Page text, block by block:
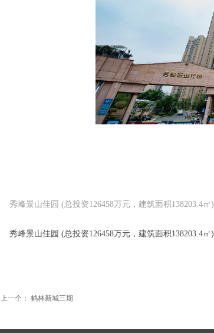
秀峰景山佳园 (总投资126458万元，建筑面积138203.4㎡)
上一个： 鹤林新城三期
秀峰景山佳园 (总投资126458万元，建筑面积138203.4㎡)